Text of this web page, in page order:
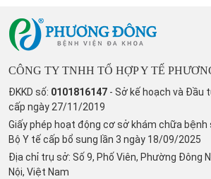
CÔNG TY TNHH TỔ HỢP Y TẾ
ĐKKD số: 0101816147 - Sở kế hoạch và Đầu
cấp ngày 27/11/2019
Giấy phép hoạt động cơ sở khám chữa bệnh
Bộ Y tế cấp bổ sung lần 3 ngày 18/09/2025
Địa chỉ trụ sở: Số 9, Phố Viên, Phường Đông
Nội, Việt Nam